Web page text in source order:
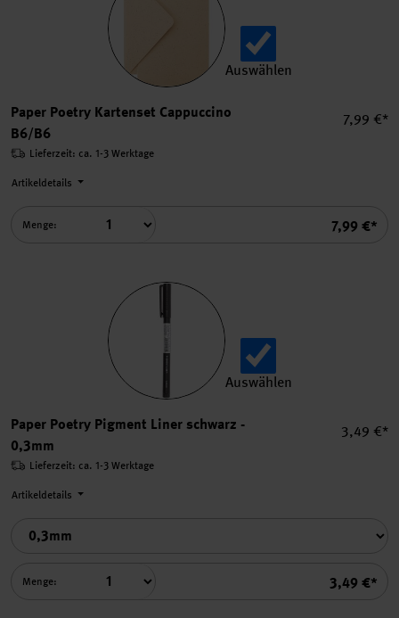
Auswählen
Paper Poetry Kartenset Cappuccino
B6/B6
7,99 €*
Summe
7,99 €*
Lieferzeit: ca. 1-3 Werktage
Artikeldetails
Menge:
Auswählen
Paper Poetry Pigment Liner schwarz -
0,3mm
3,49 €*
Summe
3,49 €*
Lieferzeit: ca. 1-3 Werktage
Artikeldetails
Menge: